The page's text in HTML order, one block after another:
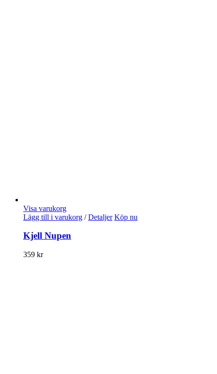
Visa varukorg
Lägg till i varukorg / Detaljer Köp nu
Kjell Nupen
359 kr